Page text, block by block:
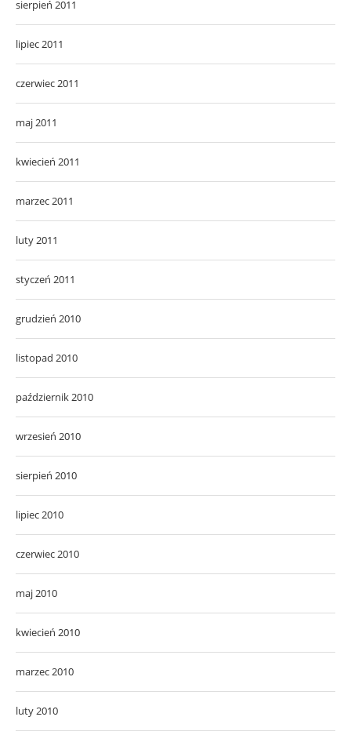
sierpień 2011
lipiec 2011
czerwiec 2011
maj 2011
kwiecień 2011
marzec 2011
luty 2011
styczeń 2011
grudzień 2010
listopad 2010
październik 2010
wrzesień 2010
sierpień 2010
lipiec 2010
czerwiec 2010
maj 2010
kwiecień 2010
marzec 2010
luty 2010